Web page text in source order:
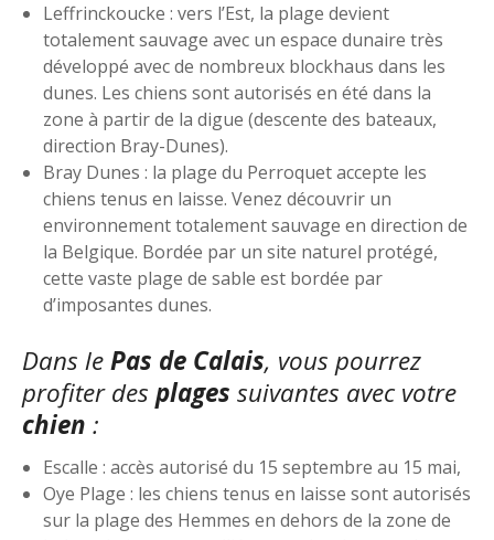
Leffrinckoucke : vers l’Est, la plage devient
totalement sauvage avec un espace dunaire très
développé avec de nombreux blockhaus dans les
dunes. Les chiens sont autorisés en été dans la
zone à partir de la digue (descente des bateaux,
direction Bray-Dunes).
Bray Dunes : la plage du Perroquet accepte les
chiens tenus en laisse. Venez découvrir un
environnement totalement sauvage en direction de
la Belgique. Bordée par un site naturel protégé,
cette vaste plage de sable est bordée par
d’imposantes dunes.
Dans lePas de Calais, vous pourrez
profiter des plages suivantes avec votre
chien :
Escalle : accès autorisé du 15 septembre au 15 mai,
Oye Plage : les chiens tenus en laisse sont autorisés
sur la plage des Hemmes en dehors de la zone de